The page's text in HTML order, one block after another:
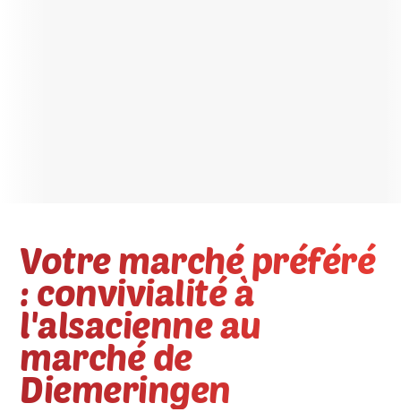
Votre marché préféré
: convivialité à
l'alsacienne au
marché de
Diemeringen